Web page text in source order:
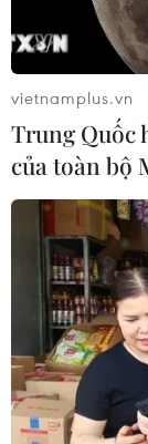
TIN CÙNG
vietnamplus.vn
Trung Quốc
của toàn bộ